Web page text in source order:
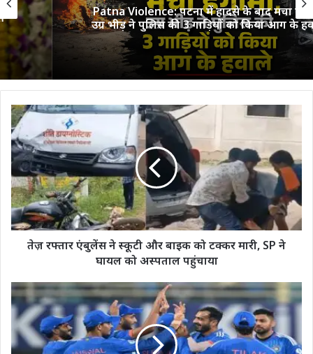
Patna Violence: पटना में हादसे के बाद मचा हंगामा,
उग्र भीड़ ने पुलिस की 3 गाड़ियों को किया आग के हवाले
तेज़
रफ्तार
एंबुलेंस
ने
स्कूटी
और
बाइक
को
टक्कर
घायल
को
अस्पताल
पहुंचाया
तेज़ रफ्तार एंबुलेंस ने स्कूटी और बाइक को टक्कर मारी, SP ने
घायल को अस्पताल पहुंचाया
भारत
का
अगला
मैच
कब?